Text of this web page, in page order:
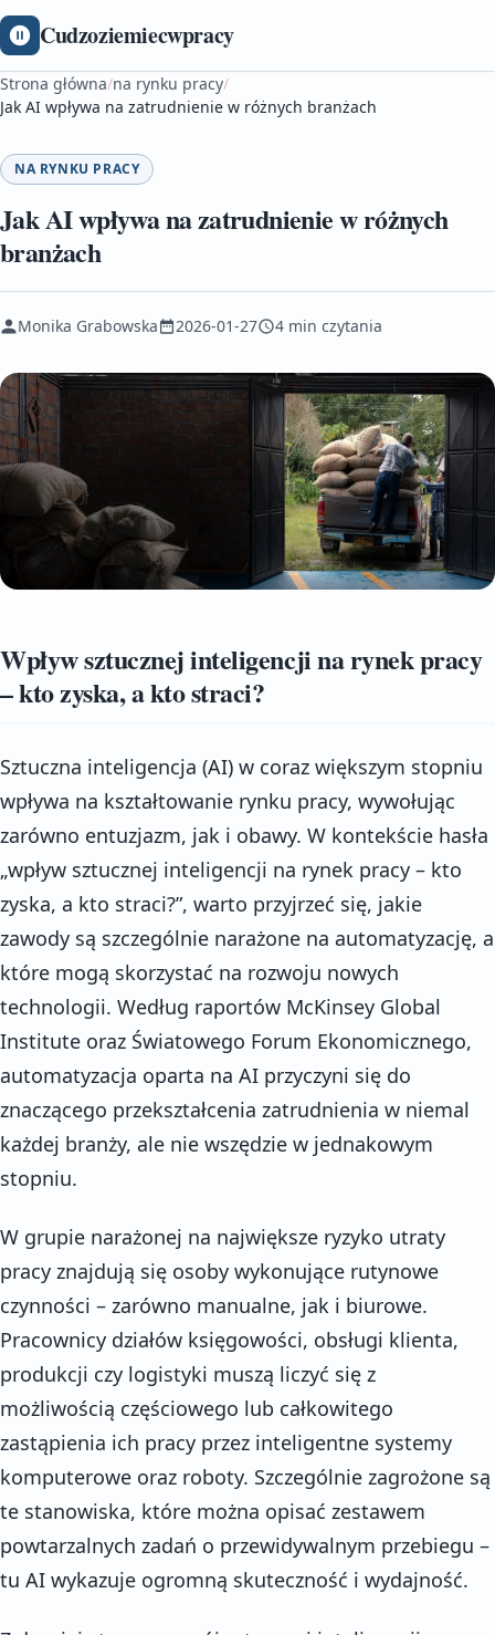
Cudzoziemiecwpracy
Strona główna/na rynku pracy/
Jak AI wpływa na zatrudnienie w różnych branżach
NA RYNKU PRACY
Jak AI wpływa na zatrudnienie w różnych
branżach
Monika Grabowska 2026-01-27 4 min czytania
Wpływ sztucznej inteligencji na rynek pracy
– kto zyska, a kto straci?
Sztuczna inteligencja (AI) w coraz większym stopniu
wpływa na kształtowanie rynku pracy, wywołując
zarówno entuzjazm, jak i obawy. W kontekście hasła
„wpływ sztucznej inteligencji na rynek pracy – kto
zyska, a kto straci?”, warto przyjrzeć się, jakie
zawody są szczególnie narażone na automatyzację, a
które mogą skorzystać na rozwoju nowych
technologii. Według raportów McKinsey Global
Institute oraz Światowego Forum Ekonomicznego,
automatyzacja oparta na AI przyczyni się do
znaczącego przekształcenia zatrudnienia w niemal
każdej branży, ale nie wszędzie w jednakowym
stopniu.
W grupie narażonej na największe ryzyko utraty
pracy znajdują się osoby wykonujące rutynowe
czynności – zarówno manualne, jak i biurowe.
Pracownicy działów księgowości, obsługi klienta,
produkcji czy logistyki muszą liczyć się z
możliwością częściowego lub całkowitego
zastąpienia ich pracy przez inteligentne systemy
komputerowe oraz roboty. Szczególnie zagrożone są
te stanowiska, które można opisać zestawem
powtarzalnych zadań o przewidywalnym przebiegu –
tu AI wykazuje ogromną skuteczność i wydajność.